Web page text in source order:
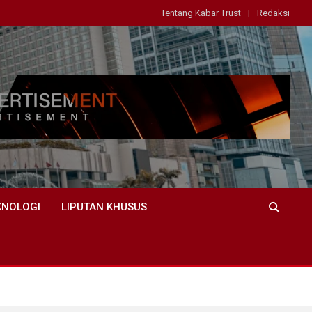
Tentang Kabar Trust Redaksi
LIPUTAN KHUSUS